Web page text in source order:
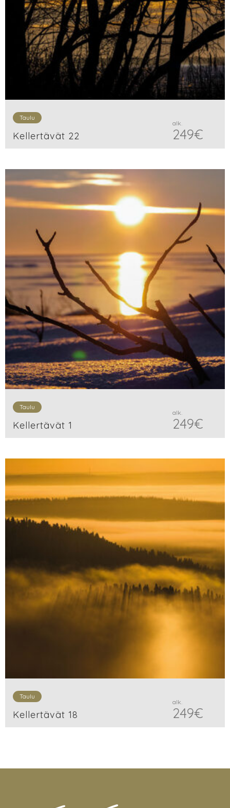
Taulu
Kellertävät 22
alk.
249€
Taulu
Kellertävät 1
alk.
249€
Taulu
Kellertävät 18
alk.
249€